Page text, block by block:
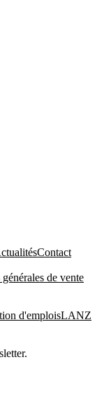
Contact
de vente
d'emploisLANZ